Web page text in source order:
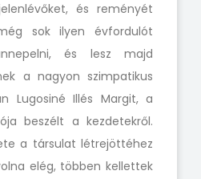
és reményét
sok ilyen évfordulót
és lesz majd
a nagyon szimpatikus
Lugosiné Illés Margit, a
beszélt a kezdetekről.
a társulat létrejöttéhez
elég, többen kellettek